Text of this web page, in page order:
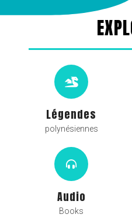
Légendes
polynésiennes
Audio
Books